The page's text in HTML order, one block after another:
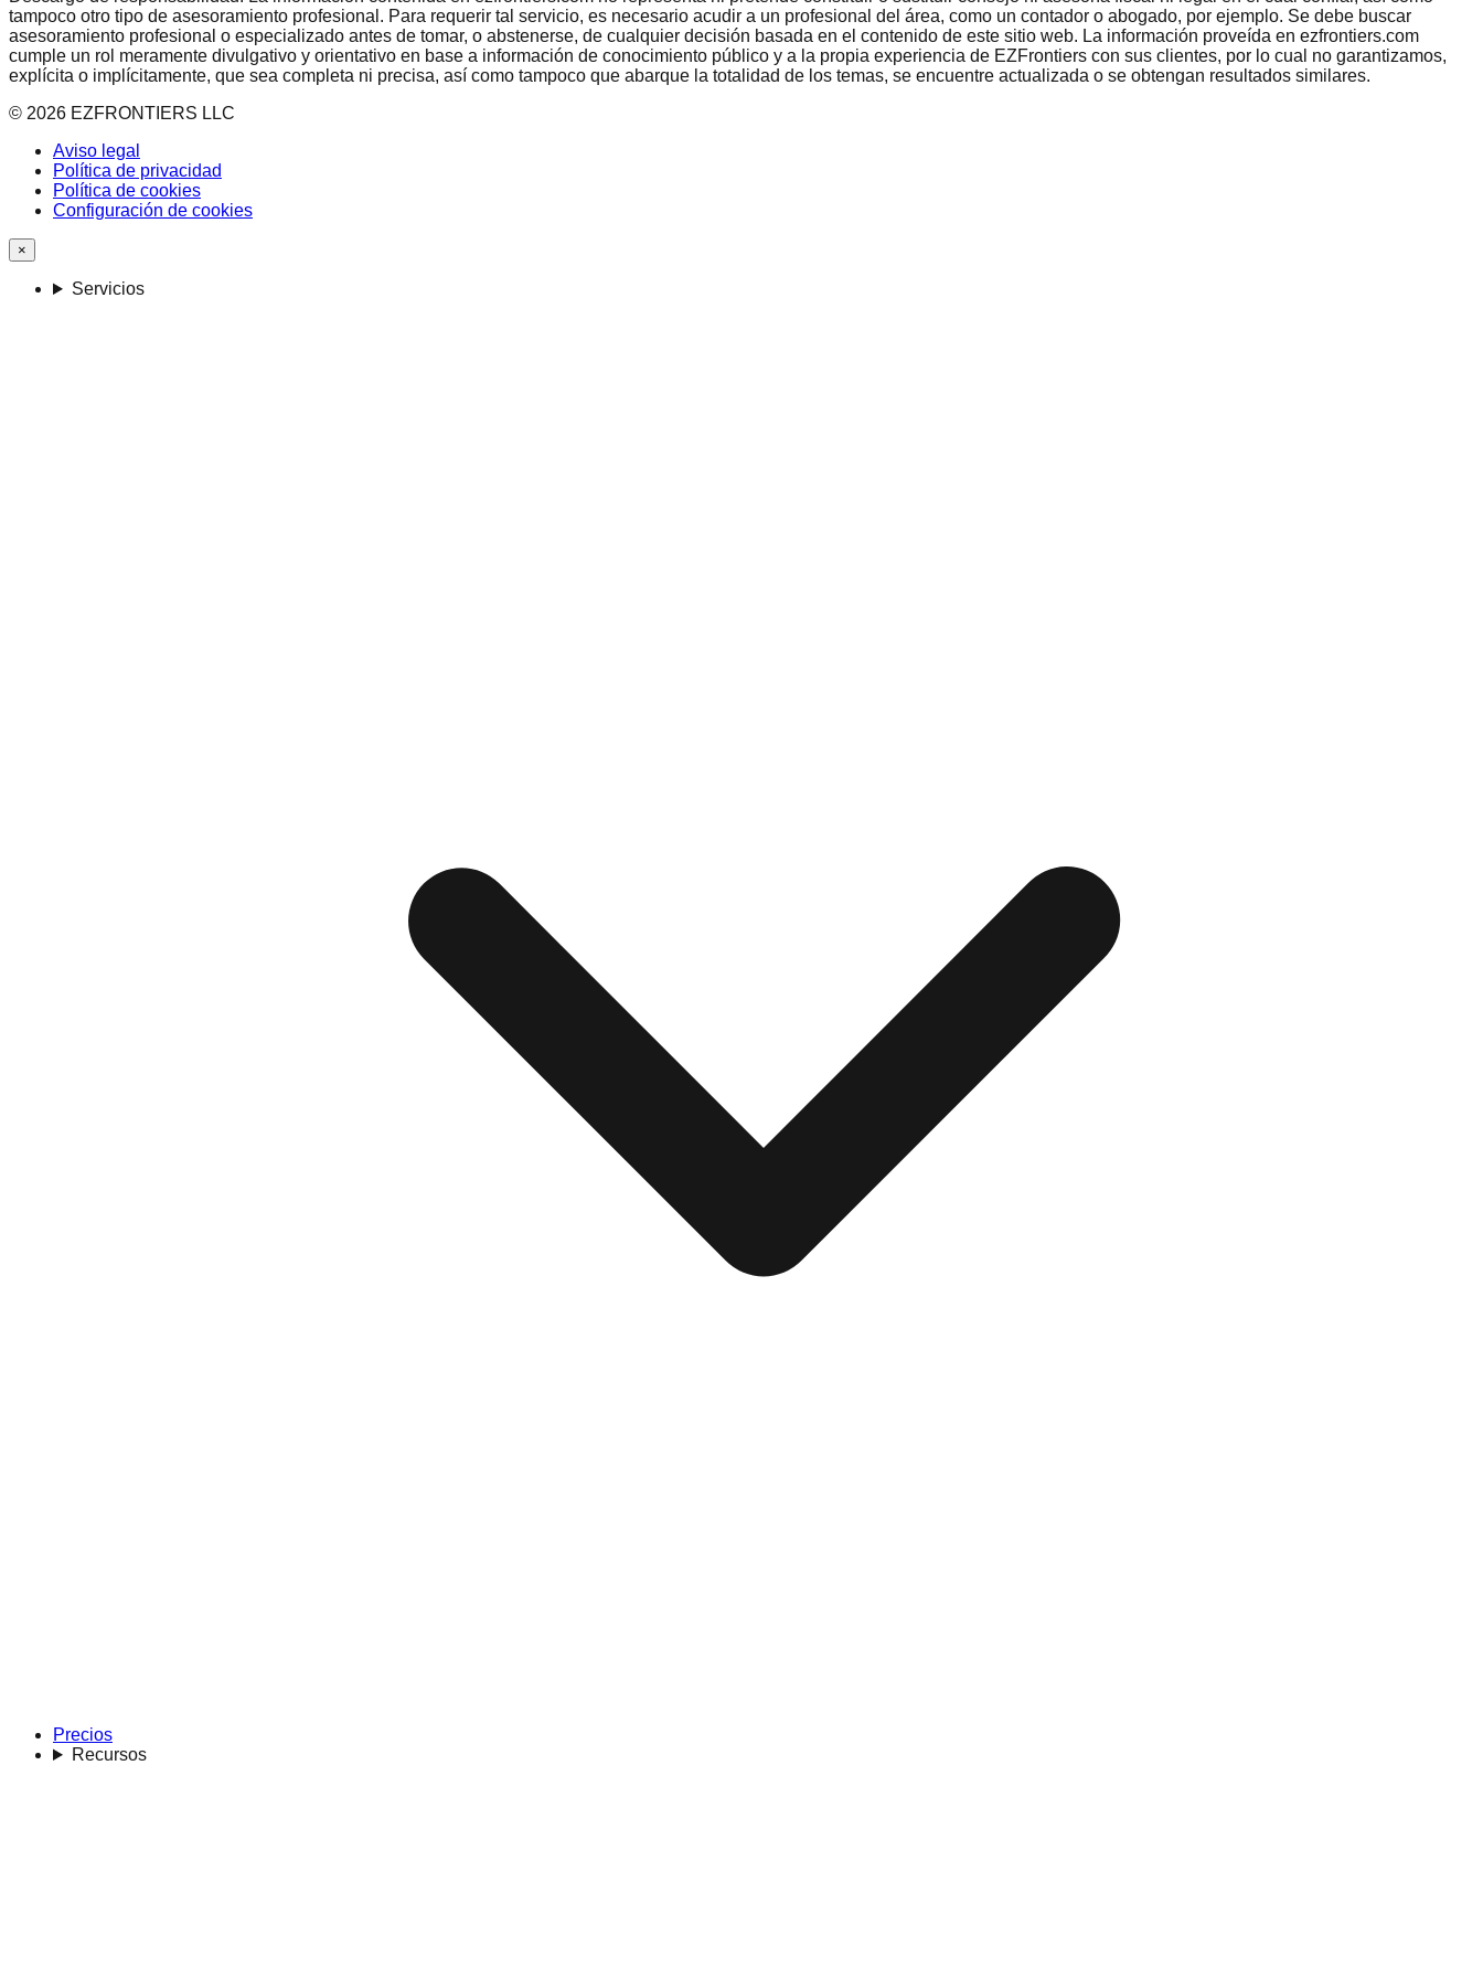
tampoco otro tipo de asesoramiento profesional. Para requerir tal servicio, es necesario acudir a un profesional del área, como un contador o abogado, por ejemplo. Se debe buscar
asesoramiento profesional o especializado antes de tomar, o abstenerse, de cualquier decisión basada en el contenido de este sitio web. La información proveída en ezfrontiers.com
cumple un rol meramente divulgativo y orientativo en base a información de conocimiento público y a la propia experiencia de EZFrontiers con sus clientes, por lo cual no garantizamos,
explícita o implícitamente, que sea completa ni precisa, así como tampoco que abarque la totalidad de los temas, se encuentre actualizada o se obtengan resultados similares.
© 2026 EZFRONTIERS LLC
Aviso legal
Política de privacidad
Política de cookies
Configuración de cookies
×
Servicios
Precios
Recursos